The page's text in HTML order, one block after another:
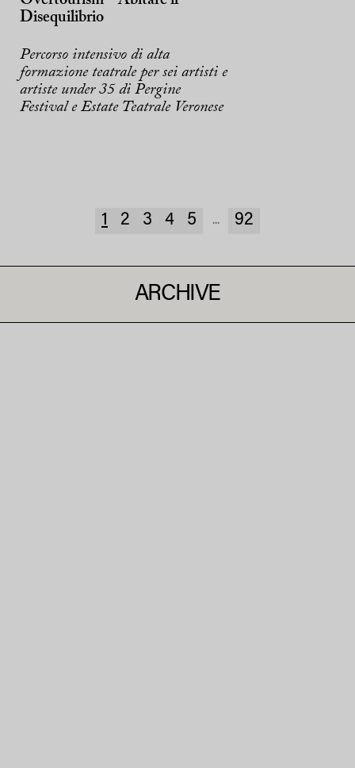
Disequilibrio
Percorso intensivo di alta
formazione teatrale per sei artisti e
artiste under 35 di Pergine
Festival e Estate Teatrale Veronese
1 2 3 4 5 ... 92
ARCHIVE